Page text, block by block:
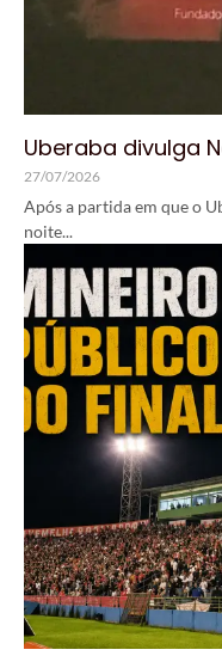
Uberaba divulga
27/07/2026
Após a partida em que o
noite...